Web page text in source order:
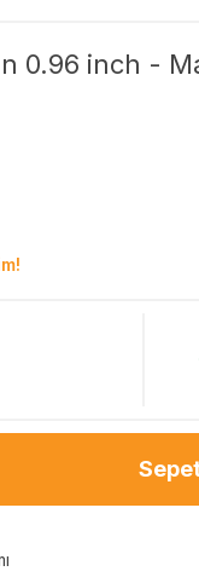
0.96 inch -